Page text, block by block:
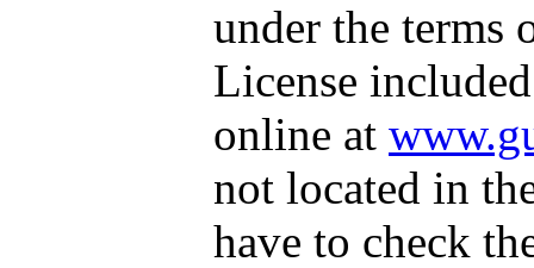
under the terms
License
online at
not located in
have to check